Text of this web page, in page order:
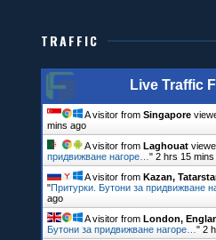
TRAFFIC
Live Traffic
A visitor fromSingapore
mins ago
A visitor fromLaghouat
придвижване нагоре…"2 hrs 15 mins
A visitor fromKazan,
"Притурки. Бутони за придвижване
ago
A visitor fromLondon,
Бутони за придвижване нагоре…"2